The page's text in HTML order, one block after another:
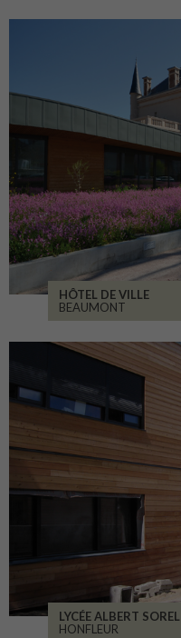
HÔTEL DE VILLE
BEAUMONT
LYCÉE ALBERT SOREL
HONFLEUR